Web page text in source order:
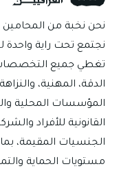
نحن نخبة من المحامين
نجتمع تحت راية واحدة
تغطي جميع التخصصات.
الدقة، المهنية،
المؤسسات المحلية
القانونية للأفراد
الجنسيات المقيمة،
مستويات الحماية